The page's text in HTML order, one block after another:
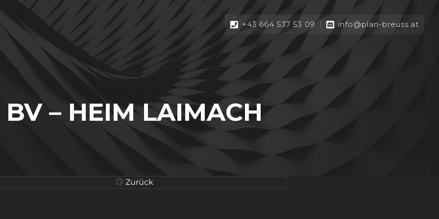
+43 664 537 53 09 info@plan-breuss.at
BV – HEIM LAIMACH
Zurück